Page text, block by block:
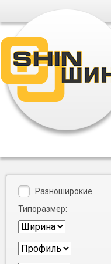
Разноширокие
Типоразмер: